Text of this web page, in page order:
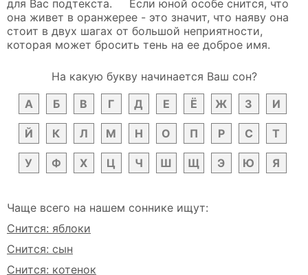
для Вас подтекста. Если юной особе снится, что
она живет в оранжерее - это значит, что наяву она
стоит в двух шагах от большой неприятности,
которая может бросить тень на ее доброе имя.
На какую букву начинается Ваш сон?
А
Б В Г Д Е Ё Ж З И
Й К Л М Н О П Р С Т
У Ф Х Ц Ч Ш Щ Э Ю Я
Чаще всего на нашем соннике ищут:
Снится: яблоки
Снится: сын
Снится: котенок